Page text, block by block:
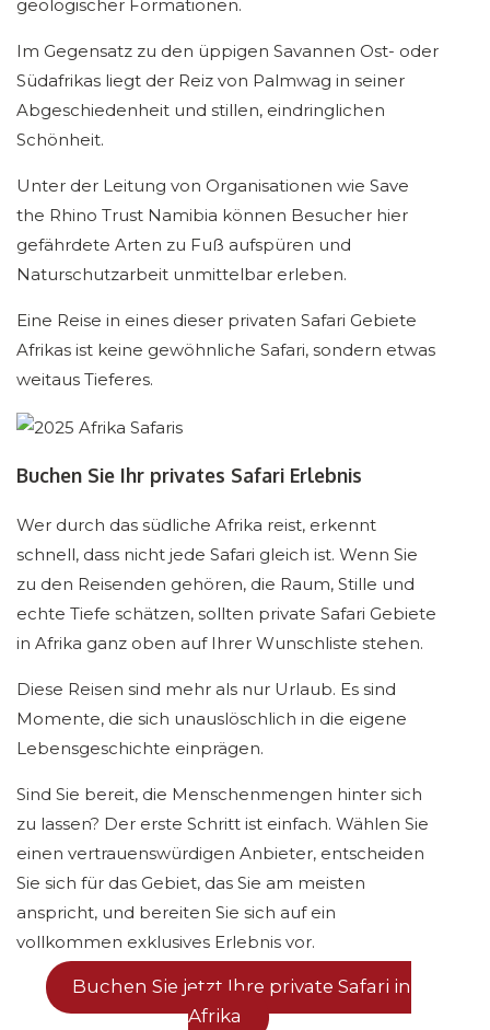
geologischer Formationen.
Im Gegensatz zu den üppigen Savannen Ost- oder
Südafrikas liegt der Reiz von Palmwag in seiner
Abgeschiedenheit und stillen, eindringlichen
Schönheit.
Unter der Leitung von Organisationen wie Save
the Rhino Trust Namibia können Besucher hier
gefährdete Arten zu Fuß aufspüren und
Naturschutzarbeit unmittelbar erleben.
Eine Reise in eines dieser privaten Safari Gebiete
Afrikas ist keine gewöhnliche Safari, sondern etwas
weitaus Tieferes.
Buchen Sie Ihr privates Safari Erlebnis
Wer durch das südliche Afrika reist, erkennt
schnell, dass nicht jede Safari gleich ist. Wenn Sie
zu den Reisenden gehören, die Raum, Stille und
echte Tiefe schätzen, sollten private Safari Gebiete
in Afrika ganz oben auf Ihrer Wunschliste stehen.
Diese Reisen sind mehr als nur Urlaub. Es sind
Momente, die sich unauslöschlich in die eigene
Lebensgeschichte einprägen.
Sind Sie bereit, die Menschenmengen hinter sich
zu lassen? Der erste Schritt ist einfach. Wählen Sie
einen vertrauenswürdigen Anbieter, entscheiden
Sie sich für das Gebiet, das Sie am meisten
anspricht, und bereiten Sie sich auf ein
vollkommen exklusives Erlebnis vor.
Buchen Sie jetzt Ihre private Safari in
Afrika